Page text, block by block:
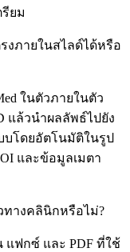
ยม
งภายในสไลด์ได้หรือ
ในตัวภายในตัว
แล้วนำผลลัพธ์ไปยัง
บโดยอัตโนมัติในรูป
และข้อมูลเมตา
ทางคลินิกหรือไม่?
แฟกซ์ และ PDF ที่ใช้